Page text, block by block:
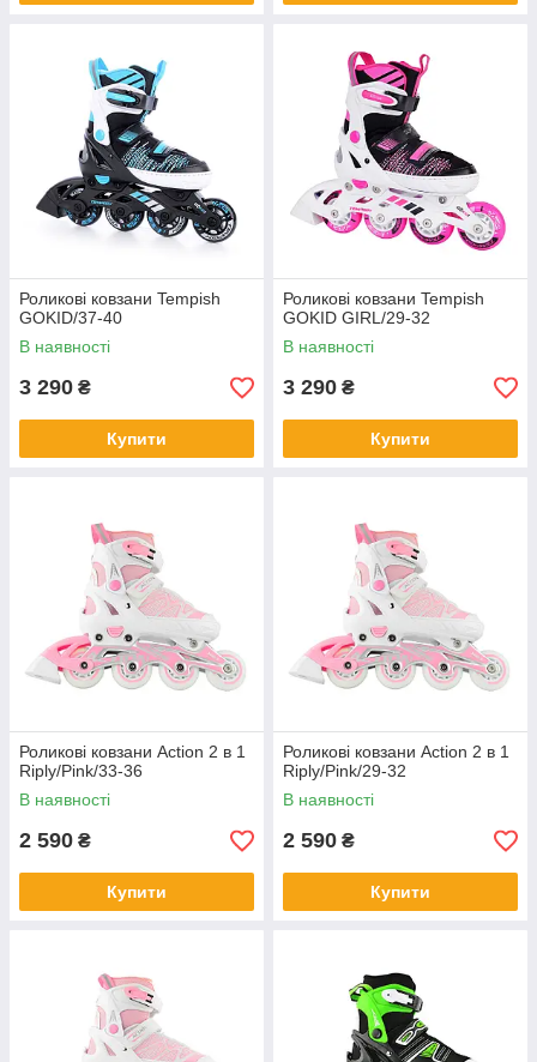
Роликові ковзани Tempish
GOKID/37-40
В наявності
3 290 ₴
Купити
Роликові ковзани Tempish
GOKID GIRL/29-32
В наявності
3 290 ₴
Купити
Роликові ковзани Action 2 в 1
Riply/Pink/33-36
В наявності
2 590 ₴
Купити
Роликові ковзани Action 2 в 1
Riply/Pink/29-32
В наявності
2 590 ₴
Купити